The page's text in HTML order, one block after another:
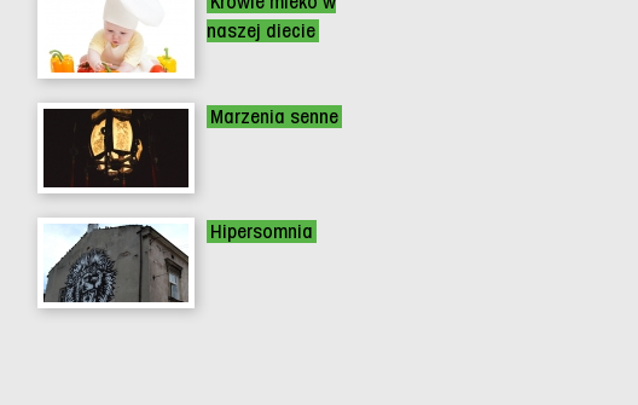
naszej diecie
Marzenia senne
Hipersomnia